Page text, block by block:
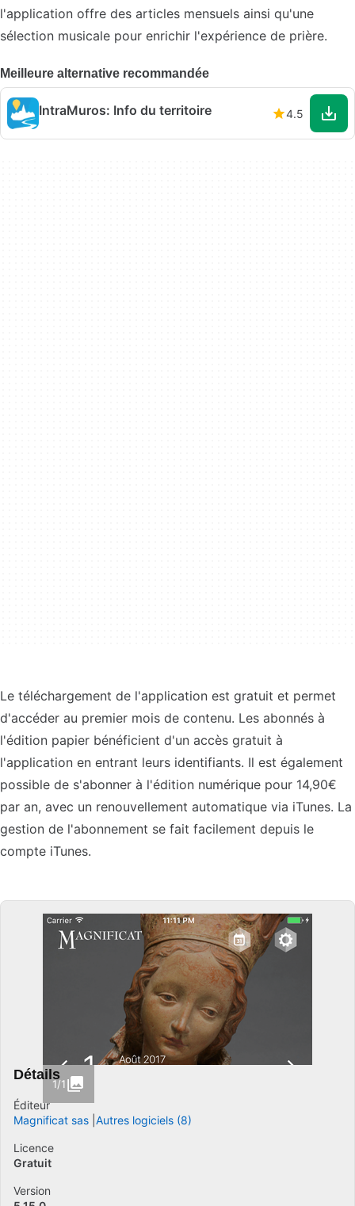
l'application offre des articles mensuels ainsi qu'une
sélection musicale pour enrichir l'expérience de prière.
Meilleure alternative recommandée
IntraMuros: Info du territoire 4.5
Le téléchargement de l'application est gratuit et permet
d'accéder au premier mois de contenu. Les abonnés à
l'édition papier bénéficient d'un accès gratuit à
l'application en entrant leurs identifiants. Il est également
possible de s'abonner à l'édition numérique pour 14,90€
par an, avec un renouvellement automatique via iTunes. La
gestion de l'abonnement se fait facilement depuis le
compte iTunes.
1/1
Détails
Éditeur
Magnificat sas Autres logiciels (8)
Licence
Gratuit
Version